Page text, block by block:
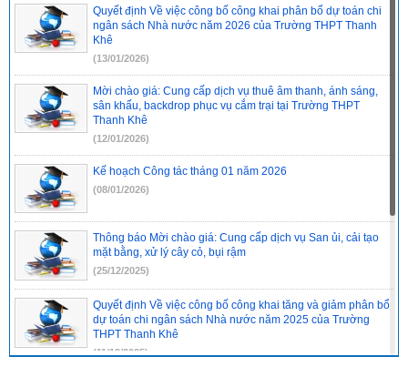
Quyết định Về việc công bố công khai phân bổ dự toán chi
ngân sách Nhà nước năm 2026 của Trường THPT Thanh
Khê
(13/01/2026)
Mời chào giá: Cung cấp dịch vụ thuê âm thanh, ánh sáng,
sân khấu, backdrop phục vụ cắm trại tại Trường THPT
Thanh Khê
(12/01/2026)
Kế hoạch Công tác tháng 01 năm 2026
(08/01/2026)
Thông báo Mời chào giá: Cung cấp dịch vụ San ủi, cải tạo
mặt bằng, xử lý cây cỏ, bụi rậm
(25/12/2025)
Quyết định Về việc công bố công khai tăng và giảm phân bổ
dự toán chi ngân sách Nhà nước năm 2025 của Trường
THPT Thanh Khê
(11/12/2025)